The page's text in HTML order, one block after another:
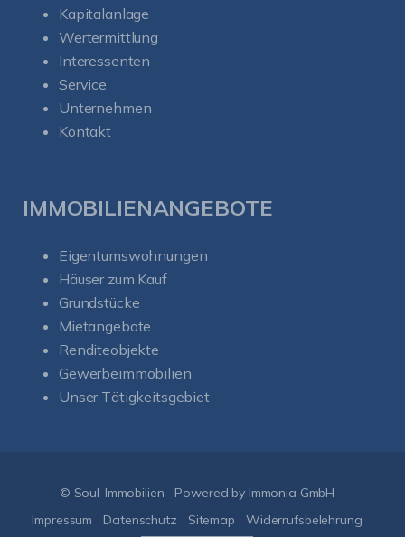
Kapitalanlage
Wertermittlung
Interessenten
Service
Unternehmen
Kontakt
IMMOBILIENANGEBOTE
Eigentumswohnungen
Häuser zum Kauf
Grundstücke
Mietangebote
Renditeobjekte
Gewerbeimmobilien
Unser Tätigkeitsgebiet
© Soul-Immobilien
Powered by Immonia GmbH
Impressum
Datenschutz Sitemap Widerrufsbelehrung
100
%
ProvenExpert.com
5,00
/
5,00